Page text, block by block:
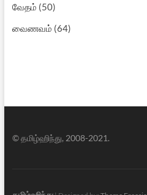
வேதம் (50)
வைணவம் (64)
© தமிழ்ஹிந்து, 2008-2021.